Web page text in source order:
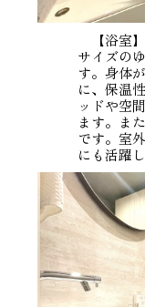
【浴室
サイズの
す。身体
に、保温
ッドや空
ます。ま
です。室
にも活躍